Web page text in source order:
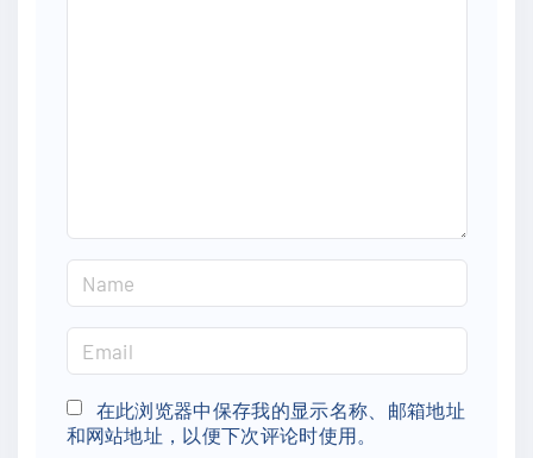
a
e
*
m
a
i
在此浏览器中保存我的显示名称、邮箱地址
和网站地址，以便下次评论时使用。